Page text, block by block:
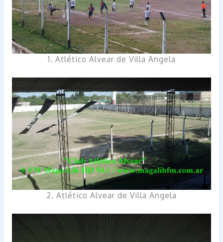
1. Atlético Alvear de Villa Angela
2. Atlético Alvear de Villa Angela